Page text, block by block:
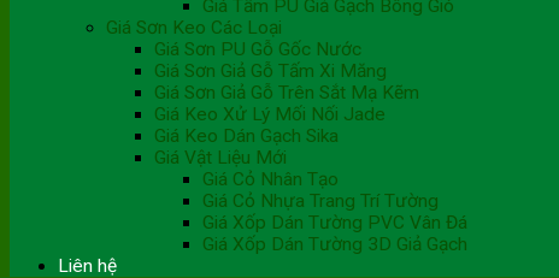
Giá Tấm PU Giả Gạch Bông Gió
Giá Sơn Keo Các Loại
Giá Sơn PU Gỗ Gốc Nước
Giá Sơn Giả Gỗ Tấm Xi Măng
Giá Sơn Giả Gỗ Trên Sắt Mạ Kẽm
Giá Keo Xử Lý Mối Nối Jade
Giá Keo Dán Gạch Sika
Giá Vật Liệu Mới
Giá Cỏ Nhân Tạo
Giá Cỏ Nhựa Trang Trí Tường
Giá Xốp Dán Tường PVC Vân Đá
Giá Xốp Dán Tường 3D Giả Gạch
Liên hệ